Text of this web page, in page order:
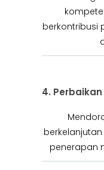
berkontribusi
4.
penerapan